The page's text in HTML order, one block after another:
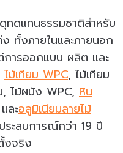
ดแทนธรรมชาติสำหรับ
ทั้งภายในและภายนอก
การออกแบบ ผลิต และ
ไม้เทียม WPC, ไม้เทียม
, ไม้ผนัง WPC, หิน
ละอลูมิเนียมลายไม้
ะสบการณ์กว่า 19 ปี
งจริง